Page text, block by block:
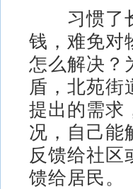
习惯了长
钱，难免对
怎么解决？
盾，北苑街
提出的需求
况，自己能
反馈给社区
馈给居民。